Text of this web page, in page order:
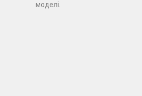
моделі.